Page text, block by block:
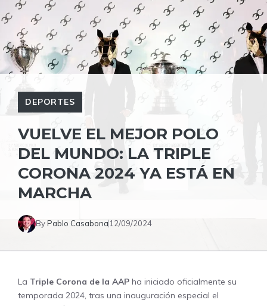
DEPORTES
VUELVE EL MEJOR POLO
DEL MUNDO: LA TRIPLE
CORONA 2024 YA ESTÁ EN
MARCHA
ByPablo Casabona 12/09/2024
La Triple Corona de la AAP ha iniciado oficialmente su
temporada 2024, tras una inauguración especial el